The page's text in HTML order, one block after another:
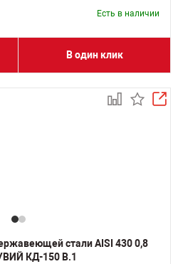
Есть в наличии
В один клик
стали AISI 430 0,8
КД-150 В.1